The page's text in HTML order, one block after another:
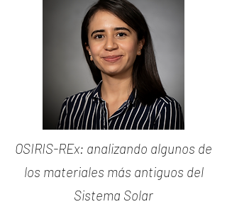
OSIRIS-REx: analizando algunos de
los materiales más antiguos del
Sistema Solar